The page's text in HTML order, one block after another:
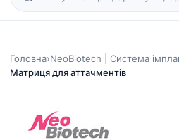
Головна›NeoBiotech | Система
Матриця для аттачментів